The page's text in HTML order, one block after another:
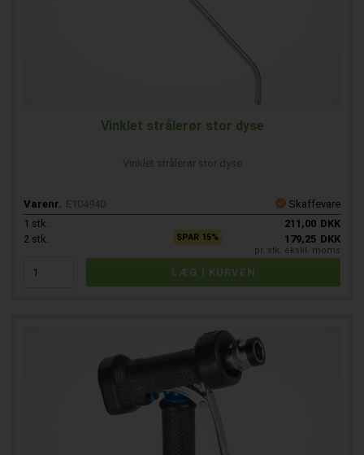
Vinklet strålerør stor dyse
Vinklet strålerør stor dyse
Varenr. E104940
Skaffevare
1 stk. 211,00 DKK
2 stk. SPAR 15% 179,25 DKK
pr. stk. ekskl. moms